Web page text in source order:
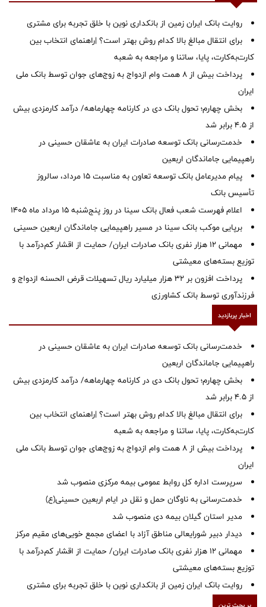
روایت بانک ایران زمین از بانکداری نوین با خلق تجربه برای مشتری
برای انتقال مبالغ بالا کدام روش بهتر است؟ |راهنمای انتخاب بین
کارت‌به‌کارت، پایا، ساتنا و مراجعه به شعبه
پرداخت بیش از ۸ همت وام ازدواج به زوج‌های جوان توسط بانک ملی
ایران
بخش چهارم؛ تحول بانک دی در کارنامه چهارماهه/ درآمد کارمزدی بیش
از ۴.۵ برابر شد
خدمت‌رسانی بانک توسعه صادرات ایران به عاشقان حسینی در
راهپیمایی جاماندگان اربعین
پیام مدیرعامل بانک توسعه تعاون به مناسبت 15 مرداد، سالروز
تأسیس بانک
اعلام فهرست شعب فعال بانک سینا در روز پنج‌شنبه 15 مرداد ماه 1405
برپایی موکب بانک سینا در مسیر راهپیمایی جاماندگان اربعین حسینی
مهمانی ۱۲ هزار نفری بانک صادرات ایران/ حمایت از اقشار کم‌درآمد با
توزیع بسته‌های معیشتی
پرداخت افزون بر 32 هزار میلیارد ریال تسهیلات قرض الحسنه ازدواج و
فرزندآوری توسط بانک کشاورزی
اخبار پربازدید
خدمت‌رسانی بانک توسعه صادرات ایران به عاشقان حسینی در
راهپیمایی جاماندگان اربعین
بخش چهارم؛ تحول بانک دی در کارنامه چهارماهه/ درآمد کارمزدی بیش
از ۴.۵ برابر شد
برای انتقال مبالغ بالا کدام روش بهتر است؟ |راهنمای انتخاب بین
کارت‌به‌کارت، پایا، ساتنا و مراجعه به شعبه
پرداخت بیش از ۸ همت وام ازدواج به زوج‌های جوان توسط بانک ملی
ایران
سرپرست اداره کل روابط عمومی بیمه مرکزی منصوب شد
خدمت‌رسانی به ناوگان حمل و نقل در ایام اربعین حسینی(ع)
‌مدیر استان گیلان بیمه دی منصوب شد
دیدار دبیر شورایعالی مناطق آزاد با اعضای مجمع خویی‌های مقیم مرکز
مهمانی ۱۲ هزار نفری بانک صادرات ایران/ حمایت از اقشار کم‌درآمد با
توزیع بسته‌های معیشتی
روایت بانک ایران زمین از بانکداری نوین با خلق تجربه برای مشتری